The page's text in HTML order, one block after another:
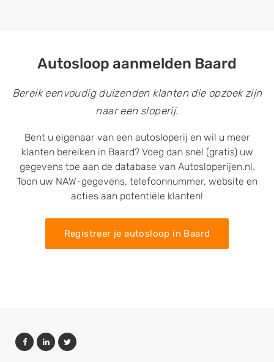
Autosloop aanmelden Baard
Bereik eenvoudig duizenden klanten die opzoek zijn
naar een sloperij.
Bent u eigenaar van een autosloperij en wil u meer
klanten bereiken in Baard? Voeg dan snel (gratis) uw
gegevens toe aan de database van Autosloperijen.nl.
Toon uw NAW-gegevens, telefoonnummer, website en
acties aan potentiële klanten!
Registreer je autosloop in Baard